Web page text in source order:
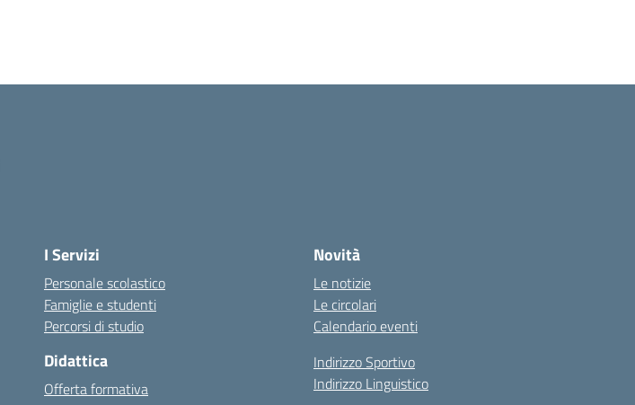
I Servizi
Personale scolastico
Famiglie e studenti
Percorsi di studio
Didattica
Offerta formativa
Novità
Le notizie
Le circolari
Calendario eventi
Indirizzo Sportivo
Indirizzo Linguistico